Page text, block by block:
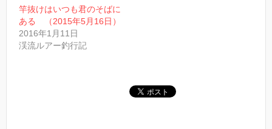
し
い
ィ
ン
ド
竿抜けはいつも君のそばに
ある （2015年5月16日）
2016年1月11日
渓流ルアー釣行記